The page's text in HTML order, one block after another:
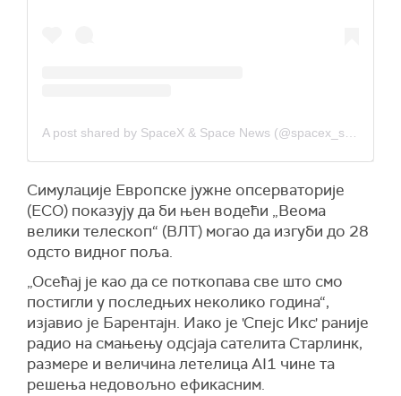
Симулације Европске јужне опсерваторије
(ЕСО) показују да би њен водећи „Веома
велики телескоп“ (ВЛТ) могао да изгуби до 28
одсто видног поља.
„Осећај је као да се поткопава све што смо
постигли у последњих неколико година“,
изјавио је Барентајн. Иако је 'Спејс Икс' раније
радио на смањењу одсјаја сателита Старлинк,
размере и величина летелица AI1 чине та
решења недовољно ефикасним.